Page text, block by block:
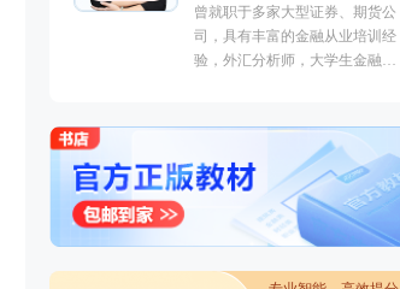
曾就职于多家大型证券、期货公
司，具有丰富的金融从业培训经
验，外汇分析师，大学生金融交
免费听